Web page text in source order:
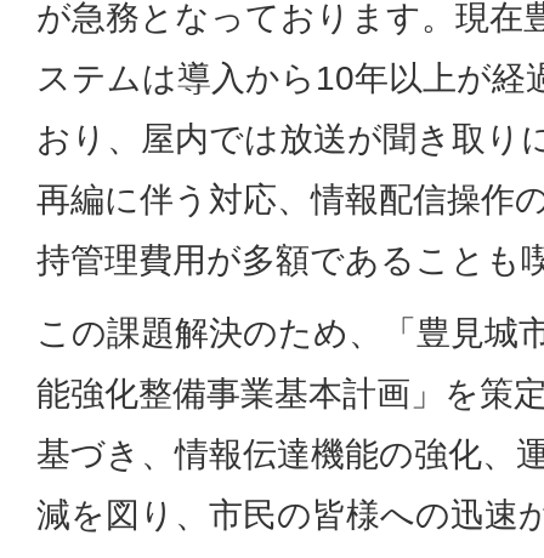
が急務となっております。現在
ステムは導入から10年以上が経
おり、屋内では放送が聞き取り
再編に伴う対応、情報配信操作
持管理費用が多額であることも
この課題解決のため、「豊見城
能強化整備事業基本計画」を策
基づき、情報伝達機能の強化、
減を図り、市民の皆様への迅速